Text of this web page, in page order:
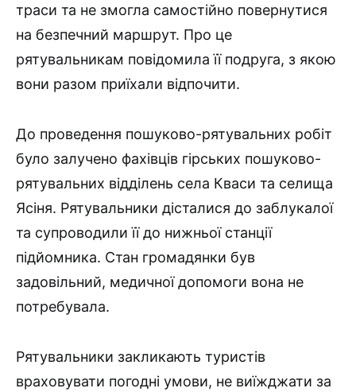
траси та не змогла самостійно повернутися
на безпечний маршрут. Про це
рятувальникам повідомила її подруга, з якою
вони разом приїхали відпочити.
До проведення пошуково-рятувальних робіт
було залучено фахівців гірських пошуково-
рятувальних відділень села Кваси та селища
Ясіня. Рятувальники дісталися до заблукалої
та супроводили її до нижньої станції
підйомника. Стан громадянки був
задовільний, медичної допомоги вона не
потребувала.
Рятувальники закликають туристів
враховувати погодні умови, не виїжджати за